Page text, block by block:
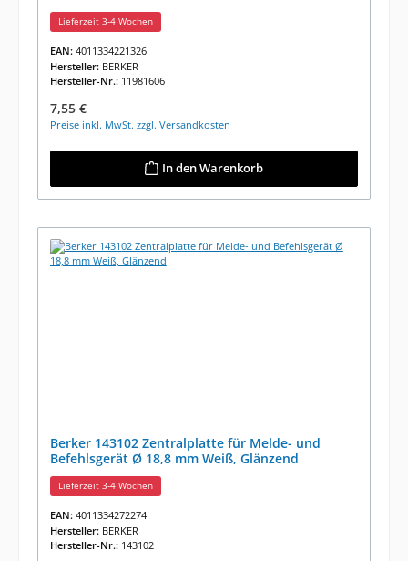
Lieferzeit 3-4 Wochen
EAN: 4011334221326
Hersteller: BERKER
Hersteller-Nr.: 11981606
Regulärer Preis:
7,55 €
Preise inkl. MwSt. zzgl. Versandkosten
In den Warenkorb
Berker 143102 Zentralplatte für Melde- und
Befehlsgerät Ø 18,8 mm Weiß, Glänzend
Lieferzeit 3-4 Wochen
EAN: 4011334272274
Hersteller: BERKER
Hersteller-Nr.: 143102